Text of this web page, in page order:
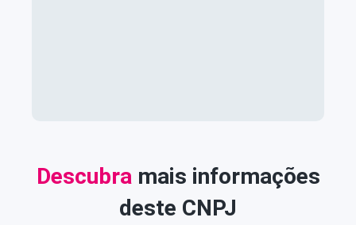
Descubramais informações
deste CNPJ